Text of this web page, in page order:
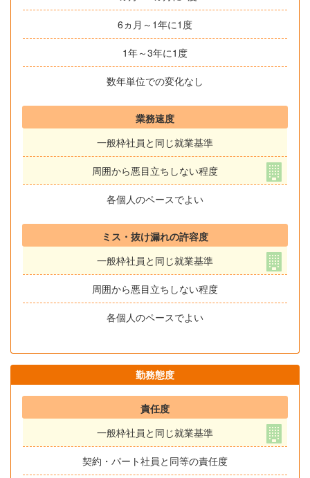
6ヵ月～1年に1度
1年～3年に1度
数年単位での変化なし
業務速度
一般枠社員と同じ就業基準
周囲から悪目立ちしない程度
各個人のペースでよい
ミス・抜け漏れの許容度
一般枠社員と同じ就業基準
周囲から悪目立ちしない程度
各個人のペースでよい
勤務態度
責任度
一般枠社員と同じ就業基準
契約・パート社員と同等の責任度